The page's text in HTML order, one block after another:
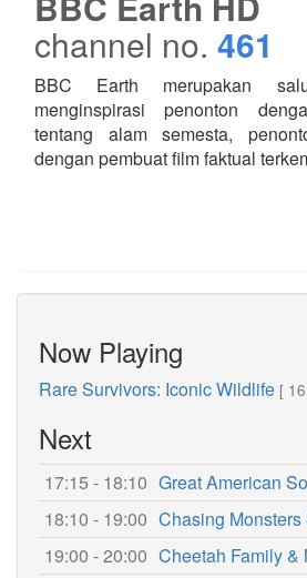
channel no. 461
BBC Earth merupakan
menginspirasi penonton
tentang alam semesta,
dengan pembuat film faktual
Now Playing
Rare Survivors: Iconic Wildlife [
Next
17:15 - 18:10 Great American
18:10 - 19:00 Chasing Monsters
19:00 - 20:00 Cheetah Family &